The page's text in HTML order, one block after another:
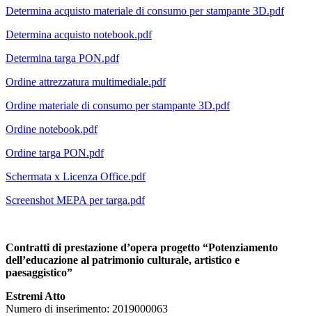
Determina acquisto materiale di consumo per stampante 3D.pdf
Determina acquisto notebook.pdf
Determina targa PON.pdf
Ordine attrezzatura multimediale.pdf
Ordine materiale di consumo per stampante 3D.pdf
Ordine notebook.pdf
Ordine targa PON.pdf
Schermata x Licenza Office.pdf
Screenshot MEPA per targa.pdf
Contratti di prestazione d’opera progetto “Potenziamento
dell’educazione al patrimonio culturale, artistico e
paesaggistico”
Estremi Atto
Numero di inserimento: 2019000063